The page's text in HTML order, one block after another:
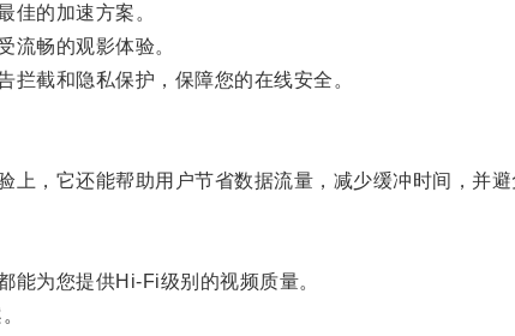
的加速方案。
畅的观影体验。
截和隐私保护，保障您的在线安全。
，它还能帮助用户节省数据流量，减少缓冲时间，并避
为您提供Hi-Fi级别的视频质量。